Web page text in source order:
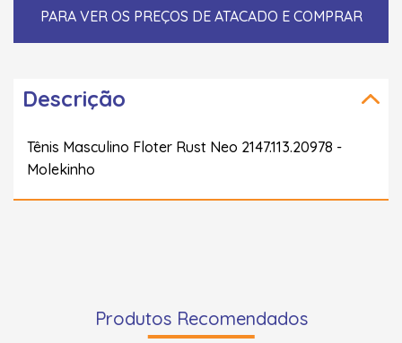
PARA VER OS PREÇOS DE ATACADO E COMPRAR
Descrição
Tênis Masculino Floter Rust Neo 2147.113.20978 -
Molekinho
Produtos Recomendados